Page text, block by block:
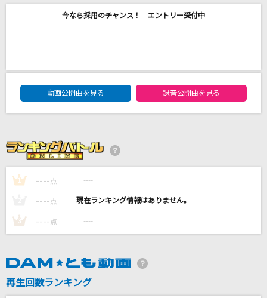
M八七(ビデオクリップバージョン)
Laughing Hick
[生音]ハッピーエンド
back number
Pursuing My True Self
nobodyknows+(nobodyknows)
今なら採用のチャンス！ エントリー受付中
DAM★ともボーカルエントリーランキング
動画公開曲を見る
録音公開曲を見る
1 ---- 点 ----
---- 点 ----
3 ---- 点 ----
再生回数ランキング